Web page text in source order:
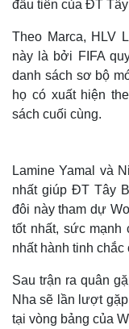
đầu tiên của ĐT
Theo Marca, HLV
này là bởi FIFA
danh sách sơ bộ
họ có xuất hiện
sách cuối cùng.
Lamine Yamal và
nhất giúp ĐT Tây
đôi này tham dự
tốt nhất, sức mạnh
nhất hành tinh
Sau trận ra quân
Nha sẽ lần lượt
tại vòng bảng của